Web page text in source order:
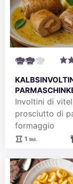
KÄSE
Involtini di
prosciutto di
formaggio
1Stunde
Std.